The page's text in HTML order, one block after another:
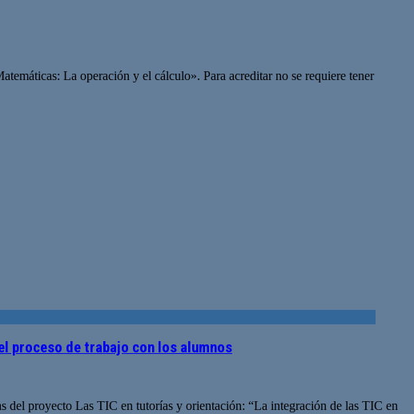
La operación y el cálculo». Para acreditar no se requiere tener
proceso de trabajo con los alumnos
del proyecto Las TIC en tutorías y orientación: “La integración de las TIC en